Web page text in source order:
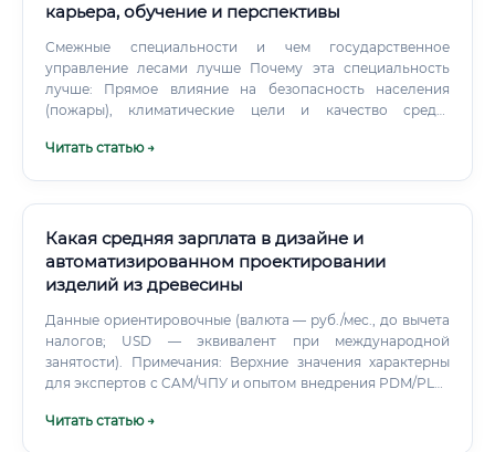
карьера, обучение и перспективы
Смежные специальности и чем государственное
управление лесами лучше Почему эта специальность
лучше: Прямое влияние на безопасность населения
(пожары), климатические цели и качество среды.
понятные карьерные лестницы. Высокий спрос на
Читать статью →
Какая средняя зарплата в дизайне и
автоматизированном проектировании
изделий из древесины
Данные ориентировочные (валюта — руб./мес., до вычета
налогов; USD — эквивалент при международной
занятости). Примечания: Верхние значения характерны
для экспертов с CAM/ЧПУ и опытом внедрения PDM/PLM.
но бывают премии за срочность.
Читать статью →